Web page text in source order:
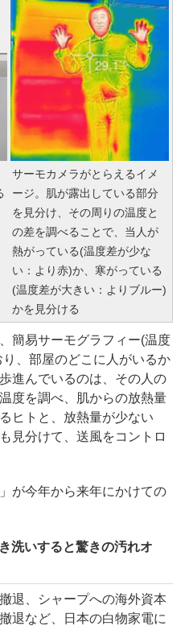
サーモカメラがとらえるイメ
ージ。肌が露出している部分
を見分け、その周りの温度と
の差を調べることで、当人が
熱がっている(温度差が少な
い：より赤)か、寒がっている
(温度差が大きい：よりブルー)
かを見分ける
簡易サーモグラフィー(温度
、部屋のどこに人がいるか
進んでいるのは、その人の
度を調べ、肌からの放熱量
ヒトと、放熱量が少ない
見分けて、送風をコントロ
が今年から来年にかけての
洗いすると驚きの汚れオ
退、シャープへの海外資本
退など、日本の白物家電に